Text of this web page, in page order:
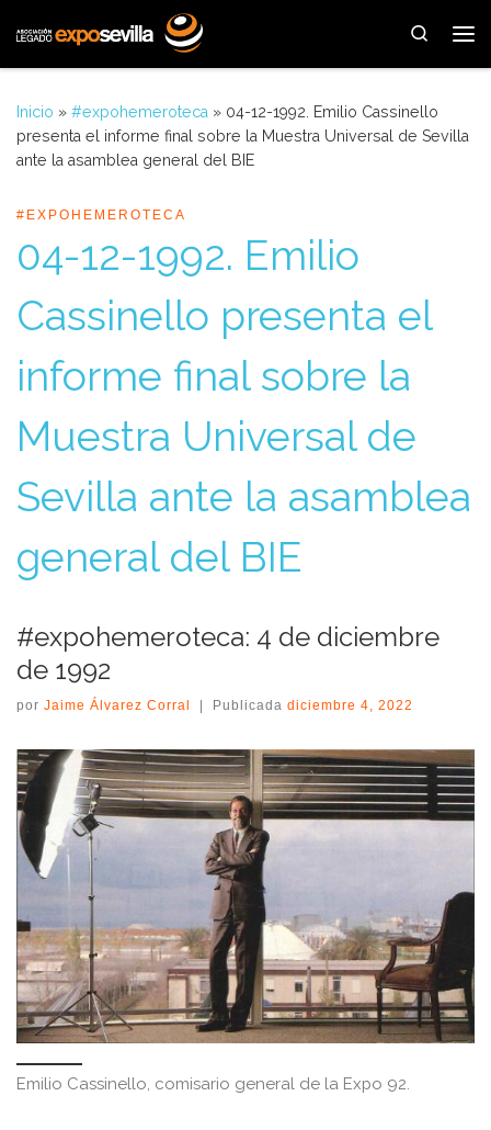
Saltar al contenido
Search
Inicio » #expohemeroteca » 04-12-1992. Emilio Cassinello
presenta el informe final sobre la Muestra Universal de Sevilla
ante la asamblea general del BIE
#EXPOHEMEROTECA
04-12-1992. Emilio
Cassinello presenta el
informe final sobre la
Muestra Universal de
Sevilla ante la asamblea
general del BIE
#expohemeroteca: 4 de diciembre
de 1992
por Jaime Álvarez Corral Publicada diciembre 4, 2022
Emilio Cassinello, comisario general de la Expo 92.